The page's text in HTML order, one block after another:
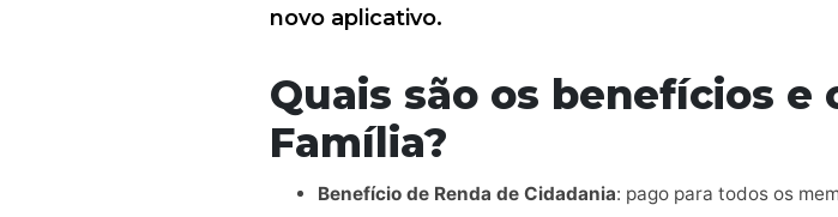
novo aplicativo.
Quais são os benefícios e
Família?
Benefício de Renda de Cidadania: pago para todos os